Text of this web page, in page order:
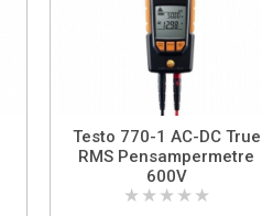
Testo 770-1 AC-DC True
RMS Pensampermetre
600V
★ ★ ★ ★ ★